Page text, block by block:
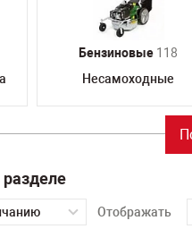
Бензиновые 118
Несамоходные
разделе
Отображать